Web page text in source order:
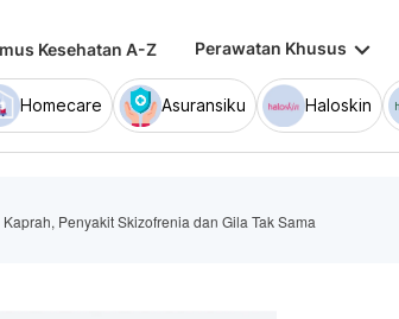
Kesehatan A-Z Perawatan Khusus keyboard_arrow_down
Homecare Asuransiku Haloskin
Penyakit Skizofrenia dan Gila Tak Sama